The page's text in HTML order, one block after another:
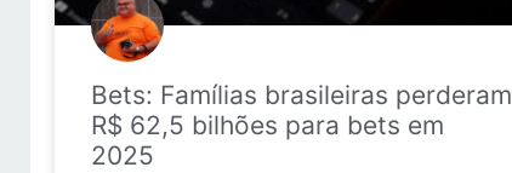
Bets: Famílias brasileiras perderam
R$ 62,5 bilhões para bets em
2025